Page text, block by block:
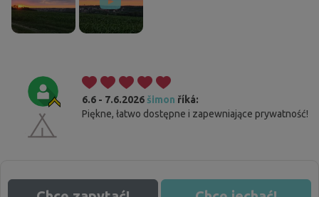
6.6 - 7.6.2026 šimon říká:
Piękne, łatwo dostępne i zapewniające prywatność!